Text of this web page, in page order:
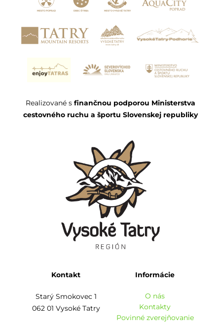
Realizované s finančnou podporou Ministerstva
cestovného ruchu a športu Slovenskej republiky
Kontakt
Starý Smokovec 1
062 01 Vysoké Tatry
Informácie
O nás
Kontakty
Povinné zverejňovanie